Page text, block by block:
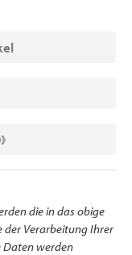
die in das obige
der Verarbeitung Ihrer
Daten werden